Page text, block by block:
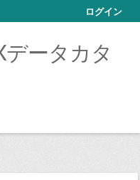
ログイン
ータカタ